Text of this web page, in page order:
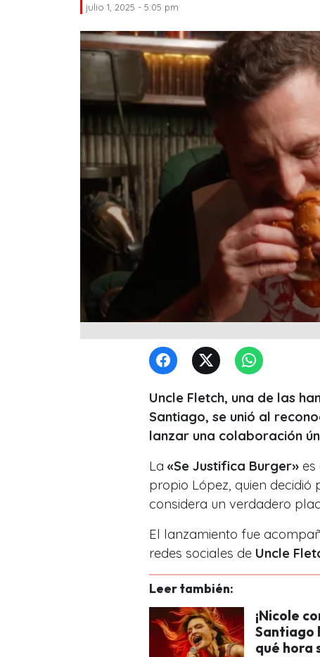
julio 1, 2025 - 5:05 pm
Uncle Fletch, una de las
Santiago, se unió al
lanzar una colaboración
La «Se Justifica Burger»
propio López, quien
considera un verdadero
El lanzamiento fue
redes sociales de Uncle
Leer también:
¡Nicole
Santiago
qué hora